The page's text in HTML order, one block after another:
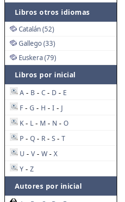
Libros otros idiomas
Catalán (52)
Gallego (33)
Euskera (79)
Libros por inicial
A - B - C - D - E
F - G - H - I - J
K - L - M - N - O
P - Q - R - S - T
U - V - W - X
Y - Z
Autores por inicial